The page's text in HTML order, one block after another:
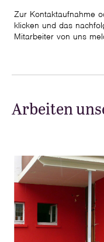
Zur Kontaktaufnahme
klicken und das
Mitarbeiter von uns
Arbeiten